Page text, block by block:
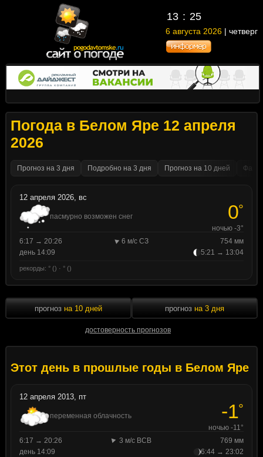
13 25
6 августа 2026 | четверг
Погода в Белом Яре 12 апреля
2026
Прогноз на 3 дня Подробно на 3 дня Прогноз на 10 дней
12 апреля 2026, вс
пасмурно возможен снег 0°
ночью -3°
6:17 → 20:26
6 м/с СЗ
754 мм
день 14:09
5:21 → 13:04
рекорды: ° () · ° ()
прогноз на 10 дней
достоверность прогнозов
прогноз на 3 дня
Этот день в прошлые годы в Белом Яре
12 апреля 2013, пт
переменная облачность -1°
ночью -11°
6:17 → 20:26
3 м/с ВСВ
769 мм
день 14:09
6:44 → 23:02